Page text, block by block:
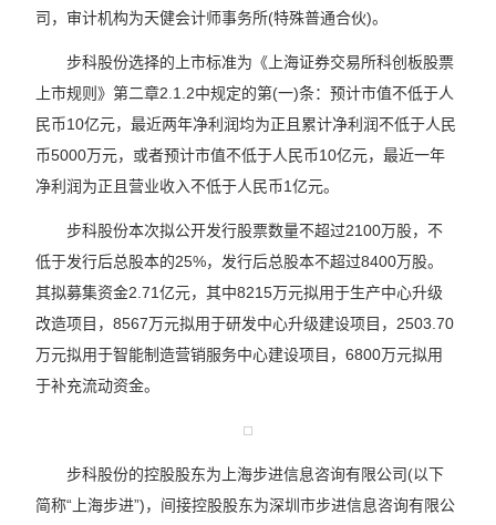
司，审计机构为天健会计师事务所(特殊普通合伙)。
步科股份选择的上市标准为《上海证券交易所科创板股票
上市规则》第二章2.1.2中规定的第(一)条：预计市值不低于人
民币10亿元，最近两年净利润均为正且累计净利润不低于人民
币5000万元，或者预计市值不低于人民币10亿元，最近一年
净利润为正且营业收入不低于人民币1亿元。
步科股份本次拟公开发行股票数量不超过2100万股，不
低于发行后总股本的25%，发行后总股本不超过8400万股。
其拟募集资金2.71亿元，其中8215万元拟用于生产中心升级
改造项目，8567万元拟用于研发中心升级建设项目，2503.70
万元拟用于智能制造营销服务中心建设项目，6800万元拟用
于补充流动资金。
步科股份的控股股东为上海步进信息咨询有限公司(以下
简称“上海步进”)，间接控股股东为深圳市步进信息咨询有限公